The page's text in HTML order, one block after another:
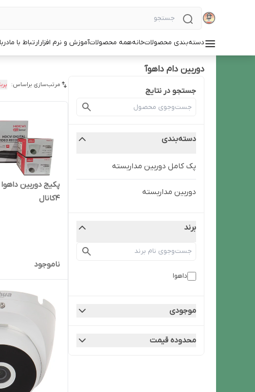
دسته‌بندی محصولاتخانههمه محصولاتآموزش و نرم افزارارتباط با ما
دوربین دام داهوآ
جستجو در نتایج
دسته‌بندی
پک کامل دوربین مداربسته
دوربین‌ مداربسته
برند
داهوا
موجودی
محدوده قیمت
مرتب‌سازی براساس:
پکیج دوربین
4کانال
ناموجود